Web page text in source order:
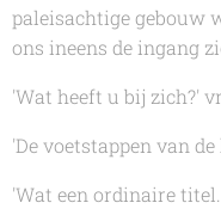
paleisachtige gebouw
ons ineens de ingang
'Wat heeft u bij zich?'
'De voetstappen van
'Wat een ordinaire